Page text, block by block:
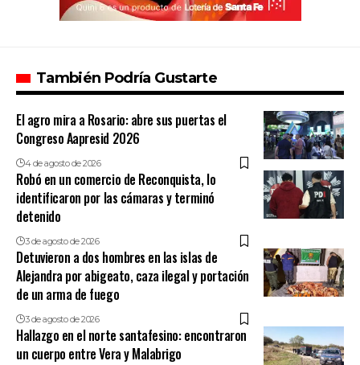
También Podría Gustarte
El agro mira a Rosario: abre sus puertas el
Congreso Aapresid 2026
4 de agosto de 2026
Robó en un comercio de Reconquista, lo
identificaron por las cámaras y terminó
detenido
3 de agosto de 2026
Detuvieron a dos hombres en las islas de
Alejandra por abigeato, caza ilegal y portación
de un arma de fuego
3 de agosto de 2026
Hallazgo en el norte santafesino: encontraron
un cuerpo entre Vera y Malabrigo